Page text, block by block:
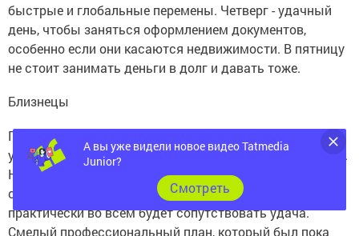
быстрые и глобальные перемены. Четверг - удачный
день, чтобы заняться оформлением документов,
особенно если они касаются недвижимости. В пятницу
не стоит занимать деньги в долг и давать тоже.
Близнецы
Первая половина недели предоставит вам наилучшие
условия для развития своих идей и реализации планов.
Не бойтесь пустить в ход все ваше обаяние, ведь
симпатичному оппоненту труднее возражать. Вам
практически во всем будет сопутствовать удача.
Смелый профессиональный план, который был пока
А вы уже видели новое видео Tatmedia
Junior?
Cмотреть